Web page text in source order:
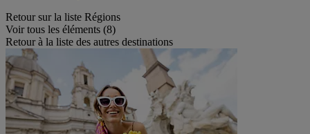
Retour sur la liste Régions
Voir tous les éléments (8)
Retour à la liste des autres destinations